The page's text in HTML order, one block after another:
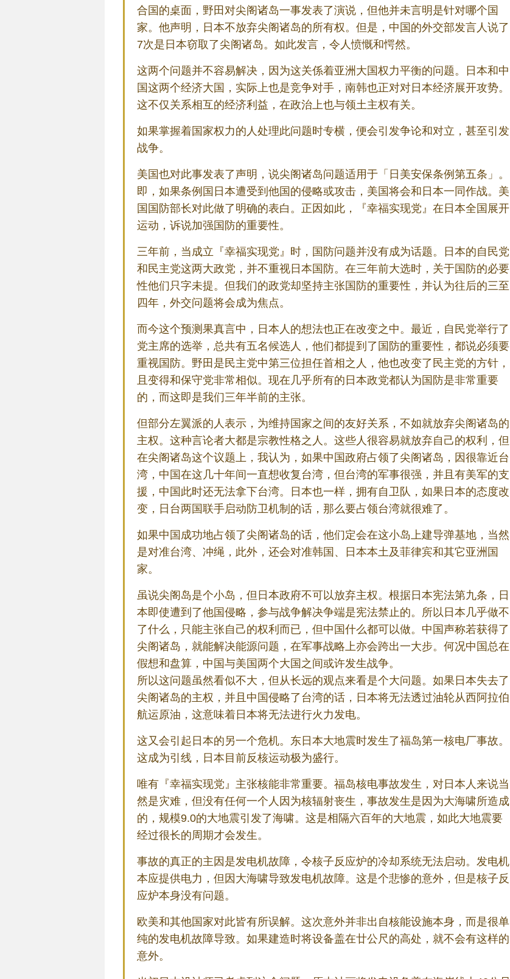
合国的桌面，野田对尖阁诸岛一事发表了演说，但他并未言明是针对哪个国
家。他声明，日本不放弃尖阁诸岛的所有权。但是，中国的外交部发言人说了
7次是日本窃取了尖阁诸岛。如此发言，令人愤慨和愕然。
这两个问题并不容易解决，因为这关係着亚洲大国权力平衡的问题。日本和中
国这两个经济大国，实际上也是竞争对手，南韩也正对对日本经济展开攻势。
这不仅关系相互的经济利益，在政治上也与领土主权有关。
如果掌握着国家权力的人处理此问题时专横，便会引发争论和对立，甚至引发
战争。
美国也对此事发表了声明，说尖阁诸岛问题适用于「日美安保条例第五条」。
即，如果条例国日本遭受到他国的侵略或攻击，美国将会和日本一同作战。美
国国防部长对此做了明确的表白。正因如此，『幸福实现党』在日本全国展开
运动，诉说加强国防的重要性。
三年前，当成立『幸福实现党』时，国防问题并没有成为话题。日本的自民党
和民主党这两大政党，并不重视日本国防。在三年前大选时，关于国防的必要
性他们只字未提。但我们的政党却坚持主张国防的重要性，并认为往后的三至
四年，外交问题将会成为焦点。
而今这个预测果真言中，日本人的想法也正在改变之中。最近，自民党举行了
党主席的选举，总共有五名候选人，他们都提到了国防的重要性，都说必须要
重视国防。野田是民主党中第三位担任首相之人，他也改变了民主党的方针，
且变得和保守党非常相似。现在几乎所有的日本政党都认为国防是非常重要
的，而这即是我们三年半前的主张。
但部分左翼派的人表示，为维持国家之间的友好关系，不如就放弃尖阁诸岛的
主权。这种言论者大都是宗教性格之人。这些人很容易就放弃自己的权利，但
在尖阁诸岛这个议题上，我认为，如果中国政府占领了尖阁诸岛，因很靠近台
湾，中国在这几十年间一直想收复台湾，但台湾的军事很强，并且有美军的支
援，中国此时还无法拿下台湾。日本也一样，拥有自卫队，如果日本的态度改
变，日台两国联手启动防卫机制的话，那么要占领台湾就很难了。
如果中国成功地占领了尖阁诸岛的话，他们定会在这小岛上建导弹基地，当然
是对准台湾、冲绳，此外，还会对准韩国、日本本土及菲律宾和其它亚洲国
家。
虽说尖阁岛是个小岛，但日本政府不可以放弃主权。根据日本宪法第九条，日
本即使遭到了他国侵略，参与战争解决争端是宪法禁止的。所以日本几乎做不
了什么，只能主张自己的权利而已，但中国什么都可以做。中国声称若获得了
尖阁诸岛，就能解决能源问题，在军事战略上亦会跨出一大步。何况中国总在
假想和盘算，中国与美国两个大国之间或许发生战争。
所以这问题虽然看似不大，但从长远的观点来看是个大问题。如果日本失去了
尖阁诸岛的主权，并且中国侵略了台湾的话，日本将无法透过油轮从西阿拉伯
航运原油，这意味着日本将无法进行火力发电。
这又会引起日本的另一个危机。东日本大地震时发生了福岛第一核电厂事故。
这成为引线，日本目前反核运动极为盛行。
唯有『幸福实现党』主张核能非常重要。福岛核电事故发生，对日本人来说当
然是灾难，但没有任何一个人因为核辐射丧生，事故发生是因为大海啸所造成
的，规模9.0的大地震引发了海啸。这是相隔六百年的大地震，如此大地震要
经过很长的周期才会发生。
事故的真正的主因是发电机故障，令核子反应炉的冷却系统无法启动。发电机
本应提供电力，但因大海啸导致发电机故障。这是个悲惨的意外，但是核子反
应炉本身没有问题。
欧美和其他国家对此皆有所误解。这次意外并非出自核能设施本身，而是很单
纯的发电机故障导致。如果建造时将设备盖在廿公尺的高处，就不会有这样的
意外。